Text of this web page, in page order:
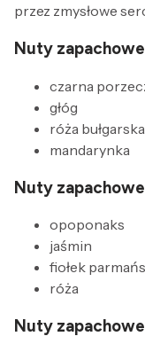
przez zmysłowe
Nuty
czarna
głóg
róża bułgarska
mandarynka
Nuty
opoponaks
jaśmin
fiołek
róża
Nuty